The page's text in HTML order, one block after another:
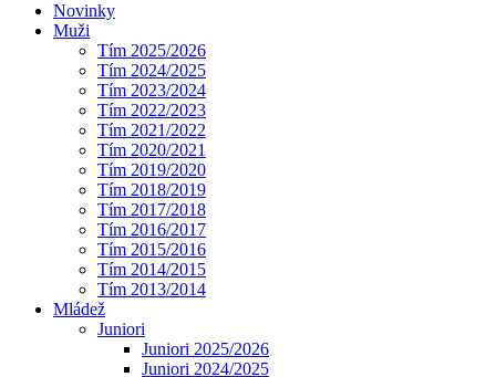
Novinky
Muži
Tím 2025/2026
Tím 2024/2025
Tím 2023/2024
Tím 2022/2023
Tím 2021/2022
Tím 2020/2021
Tím 2019/2020
Tím 2018/2019
Tím 2017/2018
Tím 2016/2017
Tím 2015/2016
Tím 2014/2015
Tím 2013/2014
Mládež
Juniori
Juniori 2025/2026
Juniori 2024/2025